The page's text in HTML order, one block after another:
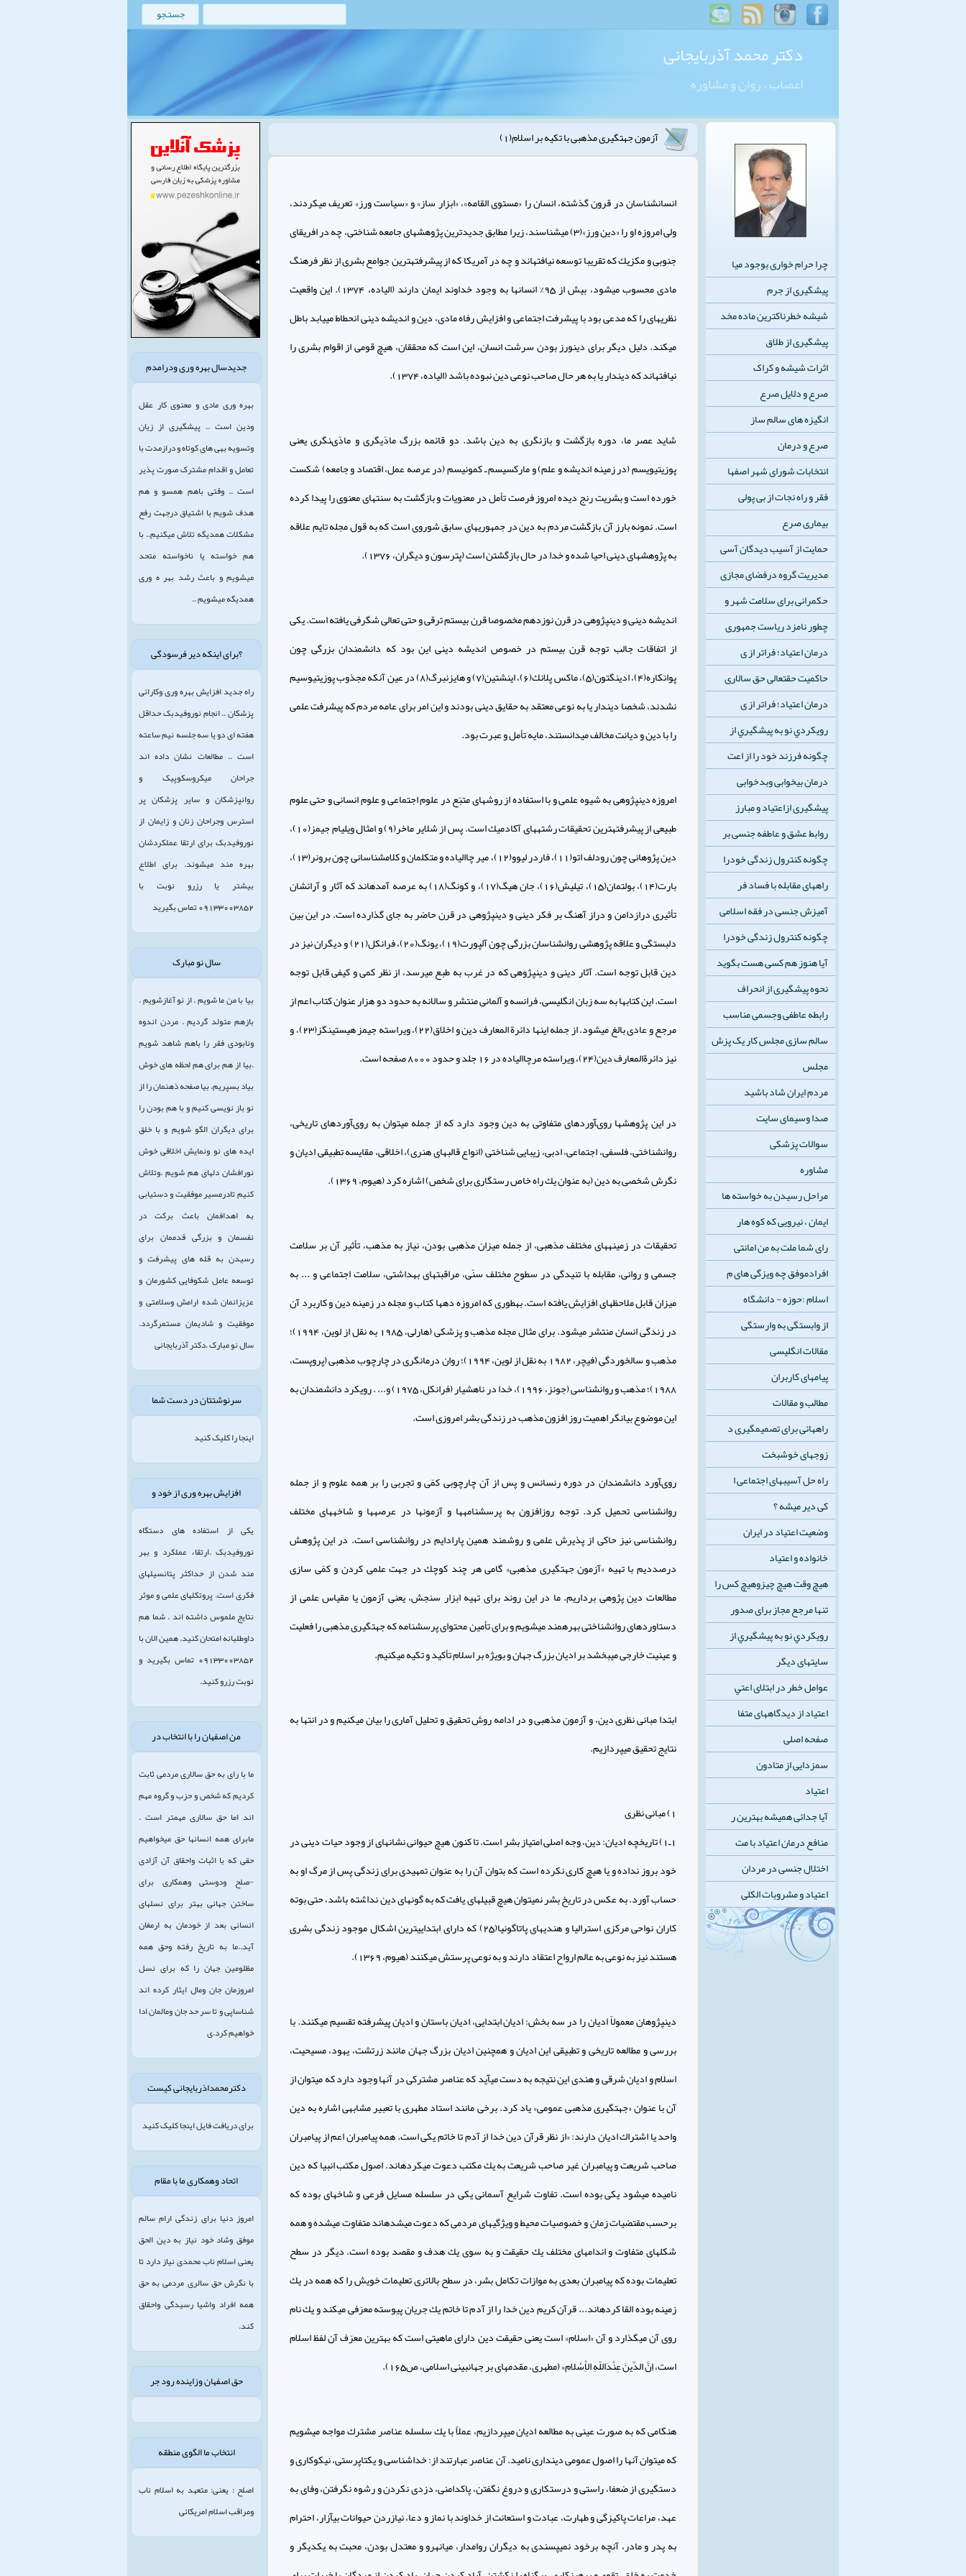
دکتر محمد آذربایجانی
اعصاب ، روان و مشاوره
جدیدسال بهره وری ودرامدم
بهره وری مادی و معنوی کار عقل
ودین است .. پیشگیری از زیان
وتسویه بهی های کوتاه و درازمدت با
تعامل و اقدام مشترک صورت پذیر
است .. وقتی باهم همسو و هم
هدف شویم با اشتیاق درجهت رفع
مشکلات همدیگه تلاش میکنیم.. با
هم خواسته یا ناخواسته متحد
میشویم و باعث رشد بهر ه وری
همدیگه میشویم ..
؟برای اینکه دیر فرسودگی
راه جدید افزایش بهره وری وکارائی
پزشکان .. انجام نوروفیدبک حداقل
هفته ای دو یا سه جلسه نیم ساعته
است .. مطالعات نشان داده اند
جراحان میکروسکوپیک و
روانپزشکان و سایر پزشکان پر
استرس وجراحان زنان و زایمان از
نوروفیدبک برای ارتقا عملکردشان
بهره مند میشوند. برای اطلاع
بیشتر یا رزرو نوبت با
09133003852 تماس بگیرید
سال نو مبارک
بیا با من ما شویم . از نو آغازشویم .
بازهم متولد گردیم . مردن اندوه
ونابودی فقر را باهم شاهد شویم
.بیا از هم برای هم لحظه های خوش
بیاد بسپریم. بیا صفحه ذهنمان را از
نو باز نویسی کنیم و با هم بودن را
برای دیگران الگو شویم و با خلق
ایده های نو ونمایش اخلاقی خوش
نورافشان دلهای هم شویم .وتلاش
کنیم تادرمسیر موفقیت و دستیابی
به اهدافمان باعث برکت در
نفسمان و بزرگی قدممان برای
رسیدن به قله های پیشرفت و
توسعه عامل شکوفایی کشورمان و
عزیزانمان شده ارامش وسلامتی و
موفقیت و شادیمان مستمرگردد.
سال نو مبارک .دکتر آذربایجانی
سرنوشتتان در دست شما
اینجا را کلیک کنید
افزایش بهره وری از خود و
یکی از استفاده های دستگاه
نوروفیدبک .ارتقاء عملکرد و بهر
مند شدن از حداکثر پتانسیلهای
فکری است. پروتکلهای علمی و موثر
نتایج ملموس داشته اند . شما هم
داوطلبانه امتحان کنید. همین الان با
09133003852 تماس بگیرید و
نوبت رزرو کنید.
من اصفهان را با انتخاب در
ما با رای به حق سالاری مردمی ثابت
کردیم که شخص و حزب و گروه مهم
اند اما حق سالاری مهمتر است .
مابرای همه انسانها حق میخواهیم
حقی که با اثبات واحقاق آن آزادی
-صلح ودوستی وهمکاری برای
ساختن جهانی بهتر برای نسلهای
انسانی بعد از خودمان به ارمغان
آید..ما به تاریخ رفته وحق همه
مظلومین جهان را که برای نسل
امروزمان جان ومال ایثار کرده اند
شناساپی و تا سر حد جان ومالمان ادا
خواهیم کرد.ی
دکترمحمداذربایجانی کیست
برای دریافت فایل اینجا کلیک کنید
اتحاد وهمکاری ما با مقام
امروز دنیا برای زندگی ارام سالم
موفق وشاد خود نیاز به دین الحق
یعنی اسلام ناب محمدی نیاز دارد تا
با نگرش حق سالری مردمی به حق
همه افراد واشیا رسیدگی واحقاق
کند.
حق اصفهان وزاینده رود جر
انتخاب ما الگوی منطقه
اصلح : یعنی: متعهد به اسلام ناب
ومراقب اسلام امریکائی
آزمون جهت‏گيرى مذهبى با تكيه بر اسلام(1)
انسان‏شناسان در قرون گذشته، انسان را «مستوى القامه»، «ابزار ساز» و «سياست ورز» تعريف مى‏كردند،
ولى امروزه او را «دين ورز»(3) مى‏شناسند، زيرا مطابق جديدترين پژوهشهاى جامعه شناختى، چه در افريقاى
جنوبى و مكزيك كه تقريبا توسعه نيافته‏اند و چه در آمريكا كه از پيشرفته‏ترين جوامع بشرى از نظر فرهنگ
مادى محسوب مى‏شود، بيش از 95% انسانها به وجود خداوند ايمان دارند (الياده، 1374). اين واقعيت
نظريه‏اى را كه مدعى بود با پيشرفت اجتماعى و افزايش رفاه مادى، دين و انديشه دينى انحطاط مى‏يابد باطل
مى‏كند. دليل ديگر براى دين‏ورز بودن سرشت انسان، اين است كه محققان، هيچ قومى از اقوام بشرى را
نيافته‏اند كه ديندار يا به هر حال صاحب نوعى دين نبوده باشد (الياده، 1374).
شايد عصر ما، دوره بازگشت و بازنگرى به دين باشد. دو قائمه بزرگ مادّيگرى و مادّى‏نگرى يعنى
پوزيتيويسم (در زمينه انديشه و علم) و ماركسيسم ـ كمونيسم (در عرصه عمل، اقتصاد و جامعه) شكست
خورده است و بشريت رنج ديده امروز فرصت تأمل در معنويات و بازگشت به سنتهاى معنوى را پيدا كرده
است. نمونه بارز آن بازگشت مردم به دين در جمهوريهاى سابق شوروى است كه به قول مجله تايم علاقه
به پژوهشهاى دينى احيا شده و خدا در حال بازگشتن است (پترسون و ديگران، 1376).
انديشه دينى و دين‏پژوهى در قرن نوزدهم مخصوصا قرن بيستم ترقى و حتى تعالى شگرفى يافته است. يكى
از اتفاقات جالب توجه قرن بيستم در خصوص انديشه دينى اين بود كه دانشمندان بزرگى چون
پوانكاره(4)، ادينگتون(5)، ماكس پلانك(6)، اينشتين(7) و هايزنبرگ(8) در عين آنكه مجذوب پوزيتيوسيم
نشدند، شخصا ديندار يا به نوعى معتقد به حقايق دينى بودند و اين امر براى عامه مردم كه پيشرفت علمى
را با دين و ديانت مخالف مى‏دانستند، مايه تأمل و عبرت بود.
امروزه دين‏پژوهى به شيوه علمى و با استفاده از روشهاى متبّع در علوم اجتماعى و علوم انسانى و حتى علوم
طبيعى از پيشرفته‏ترين تحقيقات رشته‏هاى آكادميك است. پس از شلاير ماخر(9) و امثال ويليام جيمز(10)،
دين پژوهانى چون رودلف اتو(11)، فاردر ليوو(12)، مير چاالياده و متكلمان و كلام‏شناسانى چون برونر(13)،
بارت(14)، بولتمان(15)، تيليش(16)، جان هيگ(17)، و كونگ(18) به عرصه آمده‏اند كه آثار و آرائشان
تأثيرى درازدامن و دراز آهنگ بر فكر دينى و دين‏پژوهى در قرن حاضر به جاى گذارده است. در اين بين
دلبستگى و علاقه پژوهشى روانشناسان بزرگى چون آلپورت(19)، يونگ(20)، فرانكل(21) و ديگران نيز در
دين قابل توجه است. آثار دينى و دين‏پژوهى كه در غرب به طبع مى‏رسد، از نظر كمى و كيفى قابل توجه
است. اين كتابها به سه زبان انگليسى، فرانسه و آلمانى منتشر و سالانه به حدود دو هزار عنوان كتاب اعم از
مرجع و عادى بالغ مى‏شود. از جمله اينها دائرة المعارف دين و اخلاق(22)، ويراسته جيمز هيستينگز(23)، و
نيز دائرة‏المعارف دين(24)، ويراسته مرچاالياده در 16 جلد و حدود 8000 صفحه است.
در اين پژوهشها روى‏آوردهاى متفاوتى به دين وجود دارد كه از جمله مى‏توان به روى‏آوردهاى تاريخى،
روان‏شناختى، فلسفى، اجتماعى، ادبى، زيبايى شناختى (انواع قالبهاى هنرى)، اخلاقى، مقايسه تطبيقى اديان و
نگرش شخصى به دين (به عنوان يك راه خاص رستگارى براى شخص) اشاره كرد (هيوم، 1369).
تحقيقات در زمينه‏هاى مختلف مذهبى، از جمله ميزان مذهبى بودن، نياز به مذهب، تأثير آن بر سلامت
جسمى و روانى، مقابله با تنيدگى در سطوح مختلف سنّى، مراقبتهاى بهداشتى، سلامت اجتماعى و ... به
ميزان قابل ملاحظه‏اى افزايش يافته است. به‏طورى كه امروزه ده‏ها كتاب و مجله در زمينه دين و كاربرد آن
در زندگى انسان منتشر مى‏شود. براى مثال مجله مذهب و پزشكى (هارلى، 1985 به نقل از لوين، 1994)؛
مذهب و سالخوردگى (فيچر، 1982 به نقل از لوين، 1994)؛ روان درمانگرى در چارچوب مذهبى (پروپست،
1988)؛ مذهب و روان‏شناسى (جونز، 1996)، خدا در ناهشيار (فرانكل، 1975) و... . رويكرد دانشمندان به
اين موضوع بيانگر اهميت روز افزون مذهب در زندگى بشر امروزى است.
روى‏آورد دانشمندان در دوره رنسانس و پس از آن چارچوبى كمّى و تجربى را بر همه علوم و از جمله
روان‏شناسى تحميل كرد. توجه روزافزون به پرسشنامه‏ها و آزمونها در عرصه‏ها و شاخه‏هاى مختلف
روان‏شناسى نيز حاكى از پذيرش علمى و روشمند همين پارادايم در روان‏شناسى است. در اين پژوهش
درصدديم با تهيه «آزمون جهت‏گيرى مذهبى» گامى هر چند كوچك در جهت علمى كردن و كمّى سازى
مطالعات دين پژوهى برداريم. ما در اين روند براى تهيه ابزار سنجش، يعنى آزمون يا مقياس علمى از
دستاوردهاى روان‏شناختى بهره‏مند مى‏شويم و براى تأمين محتواى پرسشنامه كه جهت‏گيرى مذهبى را فعليت
و عينيت خارجى مى‏بخشد بر اديان بزرگ جهان و بويژه بر اسلام تأكيد و تكيه مى‏كنيم.
ابتدا مبانى نظرى دين، و آزمون مذهبى و در ادامه روش تحقيق و تحليل آمارى را بيان مى‏كنيم و در انتها به
نتايج تحقيق مى‏پردازيم.
1) مبانى نظرى
1ـ1) تاريخچه اديان: دين، وجه اصلى امتياز بشر است. تا كنون هيچ حيوانى نشانه‏اى از وجود حيات دينى در
خود بروز نداده و يا هيچ كارى نكرده است كه بتوان آن را به عنوان تمهيدى براى زندگى پس از مرگ او به
حساب آورد. به عكس در تاريخ بشر نمى‏توان هيچ قبيله‏اى يافت كه به گونه‏اى دين نداشته باشد، حتى بوته
كاران نواحى مركزى استراليا و هنديهاى پاتاگونيا(25) كه داراى ابتدايى‏ترين اشكال موجود زندگى بشرى
هستند نيز به نوعى به عالم ارواح اعتقاد دارند و به نوعى پرستش مى‏كنند (هيوم، 1369).
دين‏پژوهان معمولاً اديان را در سه بخش: اديان ابتدايى، اديان باستان و اديان پيشرفته تقسيم مى‏كنند. با
بررسى و مطالعه تاريخى و تطبيقى اين اديان و هم‏چنين اديان بزرگ جهان مانند زرتشت، يهود، مسيحيت،
اسلام و اديان شرقى و هندى اين نتيجه به دست مى‏آيد كه عناصر مشتركى در آنها وجود دارد كه مى‏توان از
آن با عنوان «جهت‏گيرى مذهبى عمومى» ياد كرد. برخى مانند استاد مطهرى با تعبير مشابهى اشاره به دين
واحد يا اشتراك اديان دارند: «از نظر قرآن دين خدا از آدم تا خاتم يكى است. همه پيامبران اعم از پيامبران
صاحب شريعت و پيامبران غير صاحب شريعت به يك مكتب دعوت مى‏كرده‏اند. اصول مكتب انبيا كه دين
ناميده مى‏شود يكى بوده است. تفاوت شرايع آسمانى يكى در سلسله مسايل فرعى و شاخه‏اى بوده كه
برحسب مقتضيات زمان و خصوصيات محيط و ويژگيهاى مردمى كه دعوت مى‏شده‏اند متفاوت مى‏شده و همه
شكلهاى متفاوت و اندامهاى مختلف يك حقيقت و به سوى يك هدف و مقصد بوده است. ديگر در سطح
تعليمات بوده كه پيامبران بعدى به موازات تكامل بشر، در سطح بالاترى تعليمات خويش را كه همه در يك
زمينه بوده القا كرده‏اند... قرآن كريم دين خدا را از آدم تا خاتم يك جريان پيوسته معرّفى مى‏كند و يك نام
روى آن مى‏گذارد و آن «اسلام» است يعنى حقيقت دين داراى ماهيتى است كه بهترين معرّف آن لفظ اسلام
است، اِنَّ الدِّينَ عِنْدَاللّهِ الاِْسْلام» (مطهرى، مقدمه‏اى بر جهان‏بينى اسلامى، ص165).
هنگامى كه به صورت عينى به مطالعه اديان مى‏پردازيم، عملاً با يك سلسله عناصر مشترك مواجه مى‏شويم
كه مى‏توان آنها را اصول عمومى ديندارى ناميد. آن عناصر عبارتند از: خداشناسى و يكتاپرستى، نيكوكارى و
دستگيرى از ضعفا، راستى و درستكارى و دروغ نگفتن، پاكدامنى، دزدى نكردن و رشوه نگرفتن، وفاى به
عهد، مراعات پاكيزگى و طهارت، عبادت و استعانت از خداوند با نماز و دعا، نيازردن حيوانات بى‏آزار، احترام
به پدر و مادر، آنچه برخود نمى‏پسندى به ديگران روامدار، ميانه‏رو و معتدل بودن، محبت به يكديگر و
چرا حرام خواری بوجود میا
پیشگیری از جرم
شیشه خطرناکترین ماده مخد
پیشگیری از طلاق
اثرات شیشه و کراک
صرع و دلایل صرع
انگیزه های سالم ساز
صرع و درمان
انتخابات شورای شهر اصفها
فقر و راه نجات از بی پولی
بیماری صرع
حمایت از آسیب دیدگان آسی
مدیریت گروه درفضای مجازی
حکمرانی برای سلامت شهر و
چطور نامزد ریاست جمهوری
درمان اعتیاد؛ فراتر از ی
حاکمیت حقتعالی حق سالاری
درمان اعتیاد؛ فراتر از ی
رويكردي نو به پيشگيري از
چگونه فرزند خود را از اعت
درمان بیخوابی وبدخوابی
پیشگیری ازاعتیاد و مبارز
روابط عشق و عاطفه جنسی بر
چگونه کنترول زندگی خودرا
راههای مقابله با فساد فر
آمیزش جنسی در فقه اسلامی
چگونه کنترول زندگی خودرا
آیا هنوز هم کسی هست بگوید
نحوه پیشگیری از انحراف
رابطه عاطفی وجسمی مناسب
سالم سازی مجلس کار یک پزش
مجلس
مردم ایران شاد باشید
صدا وسیمای سایت
سوالات پزشکی
مشاوره
مراحل رسیدن به خواسته ها
ایمان ، نیرویی که کوه هار
رای شما ملت به من امانتی
افرادموفق چه ویزگی های م
اسلام :حوزه - دانشگاه
از وابستگی به وارستگی
مقالات انگلیسی
پیامهای کاربران
مطالب و مقالات
راههائی برای تصمیمگیری د
زوجهای خوشبخت
راه حل آسيبهای اجتماعی ا
کی دیر میشه ؟
وضعیت اعتیاد در ایران
خانواده و اعتیاد
هیچ وقت هیچ چیزوهیچ کس را
تنها مرجع مجاز برای صدور
رويكردي نو به پيشگيري از
سایتهای دیگر
عوامل خطر در ابتلای اعتي
اعتیاد از دیدگاههای متفا
صفحه اصلی
سمزدایی از متادون
اعتیاد
آیا جدائی همیشه بهترین ر
منافع درمان اعتیاد با مت
اختلال جنسی در مردان
اعتیاد و مشروبات الکلی